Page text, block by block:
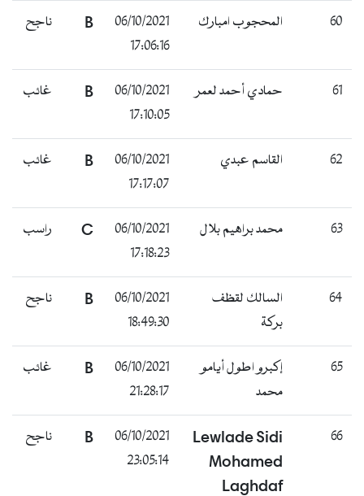
60 المحجوب امبارك
06/10/2021
17:06:16
B ناجح
61 حمادي أحمد لعمر
06/10/2021
17:10:05
B غائب
62 القاسم عبدي
06/10/2021
17:17:07
B غائب
63 محمد براهيم بلال
06/10/2021
17:18:23
C راسب
64
السالك لقظف
بركة
06/10/2021
18:49:30
B ناجح
65
إكبرو اطول أيامو
محمد
06/10/2021
21:28:17
B غائب
66
Lewlade Sidi
Mohamed
Laghdaf
06/10/2021
23:05:14
B ناجح